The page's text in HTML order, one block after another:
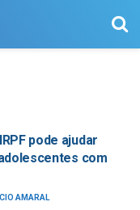
pode ajudar
com
AMARAL